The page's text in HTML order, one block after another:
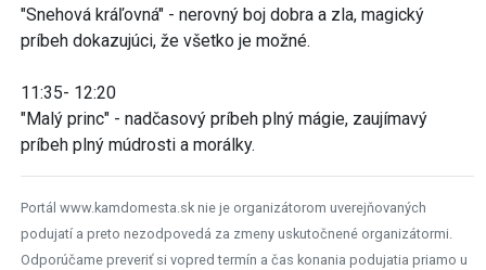
"Snehová kráľovná" - nerovný boj dobra a zla, magický
príbeh dokazujúci, že všetko je možné.
11:35- 12:20
"Malý princ" - nadčasový príbeh plný mágie, zaujímavý
príbeh plný múdrosti a morálky.
Portál www.kamdomesta.sk nie je organizátorom uverejňovaných
podujatí a preto nezodpovedá za zmeny uskutočnené organizátormi.
Odporúčame preveriť si vopred termín a čas konania podujatia priamo u